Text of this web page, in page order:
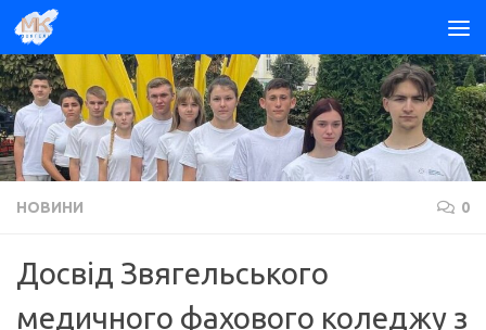
Skip to content
НОВИНИ 0
Досвід Звягельського
медичного фахового коледжу з